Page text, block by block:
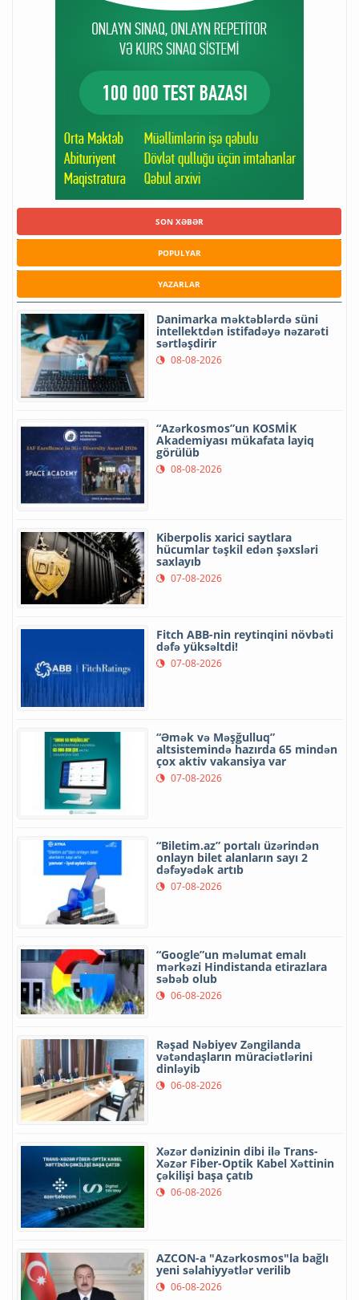
SON XƏBƏR
POPULYAR
YAZARLAR
Danimarka məktəblərdə süni
intellektdən istifadəyə nəzarəti
sərtləşdirir
08-08-2026
“Azərkosmos”un KOSMİK
Akademiyası mükafata layiq
görülüb
08-08-2026
Kiberpolis xarici saytlara
hücumlar təşkil edən şəxsləri
saxlayıb
07-08-2026
Fitch ABB-nin reytinqini növbəti
dəfə yüksəltdi!
07-08-2026
“Əmək və Məşğulluq”
altsistemində hazırda 65 mindən
çox aktiv vakansiya var
07-08-2026
“Biletim.az” portalı üzərindən
onlayn bilet alanların sayı 2
dəfəyədək artıb
07-08-2026
“Google”un məlumat emalı
mərkəzi Hindistanda etirazlara
səbəb olub
06-08-2026
Rəşad Nəbiyev Zəngilanda
vətəndaşların müraciətlərini
dinləyib
06-08-2026
Xəzər dənizinin dibi ilə Trans-
Xəzər Fiber-Optik Kabel Xəttinin
çəkilişi başa çatıb
06-08-2026
AZCON-a "Azərkosmos"la bağlı
yeni səlahiyyətlər verilib
06-08-2026